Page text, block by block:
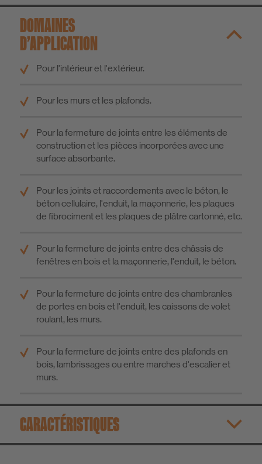
DOMAINES
D’APPLICATION
Pour l'intérieur et l'extérieur.
Pour les murs et les plafonds.
Pour la fermeture de joints entre les éléments de
construction et les pièces incorporées avec une
surface absorbante.
Pour les joints et raccordements avec le béton, le
béton cellulaire, l'enduit, la maçonnerie, les plaques
de fibrociment et les plaques de plâtre cartonné, etc.
Pour la fermeture de joints entre des châssis de
fenêtres en bois et la maçonnerie, l'enduit, le béton.
Pour la fermeture de joints entre des chambranles
de portes en bois et l'enduit, les caissons de volet
roulant, les murs.
Pour la fermeture de joints entre des plafonds en
bois, lambrissages ou entre marches d'escalier et
murs.
CARACTÉRISTIQUES